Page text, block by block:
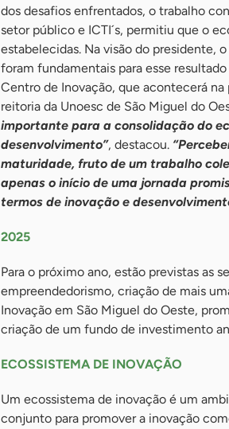
dos desafios enfrentados, o trabalho
setor público e ICTI´s, permitiu que o
estabelecidas. Na visão do presidente,
foram fundamentais para esse
Centro de Inovação, que acontecerá
reitoria da Unoesc de São Miguel do
importante para a consolidação do
desenvolvimento”, destacou.
maturidade, fruto de um trabalho
apenas o início de uma jornada
termos de inovação e
2025
Para o próximo ano, estão previstas as
empreendedorismo, criação de mais
Inovação em São Miguel do Oeste,
criação de um fundo de investimento
ECOSSISTEMA DE INOVAÇÃO
Um ecossistema de inovação é um
conjunto para promover a inovação